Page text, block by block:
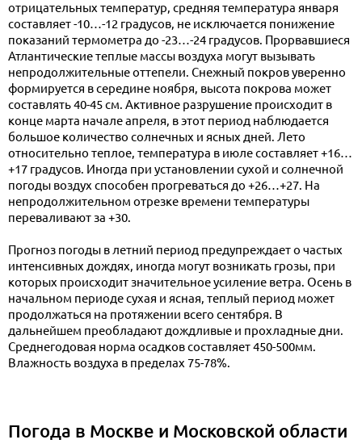
отрицательных температур, средняя температура января
составляет -10…-12 градусов, не исключается понижение
показаний термометра до -23…-24 градусов. Прорвавшиеся
Атлантические теплые массы воздуха могут вызывать
непродолжительные оттепели. Снежный покров уверенно
формируется в середине ноября, высота покрова может
составлять 40-45 см. Активное разрушение происходит в
конце марта начале апреля, в этот период наблюдается
большое количество солнечных и ясных дней. Лето
относительно теплое, температура в июле составляет +16…
+17 градусов. Иногда при установлении сухой и солнечной
погоды воздух способен прогреваться до +26…+27. На
непродолжительном отрезке времени температуры
переваливают за +30.
Прогноз погоды в летний период предупреждает о частых
интенсивных дождях, иногда могут возникать грозы, при
которых происходит значительное усиление ветра. Осень в
начальном периоде сухая и ясная, теплый период может
продолжаться на протяжении всего сентября. В
дальнейшем преобладают дождливые и прохладные дни.
Среднегодовая норма осадков составляет 450-500мм.
Влажность воздуха в пределах 75-78%.
Погода в Москве и Московской области